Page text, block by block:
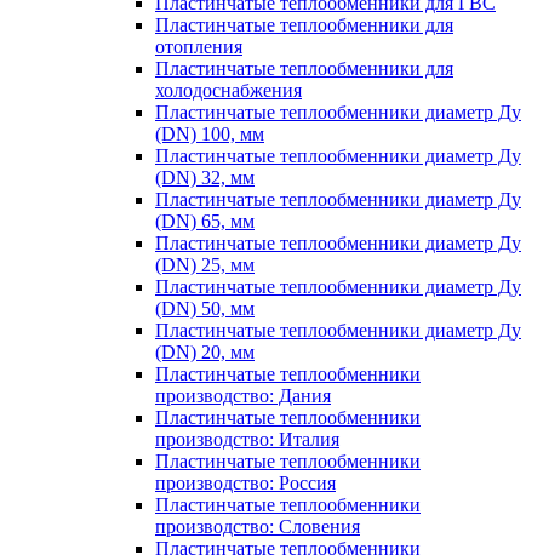
Пластинчатые теплообменники для
отопления
Пластинчатые теплообменники для
холодоснабжения
Пластинчатые теплообменники диаметр Ду
(DN) 100, мм
Пластинчатые теплообменники диаметр Ду
(DN) 32, мм
Пластинчатые теплообменники диаметр Ду
(DN) 65, мм
Пластинчатые теплообменники диаметр Ду
(DN) 25, мм
Пластинчатые теплообменники диаметр Ду
(DN) 50, мм
Пластинчатые теплообменники диаметр Ду
(DN) 20, мм
Пластинчатые теплообменники
производство: Дания
Пластинчатые теплообменники
производство: Италия
Пластинчатые теплообменники
производство: Россия
Пластинчатые теплообменники
производство: Словения
Пластинчатые теплообменники